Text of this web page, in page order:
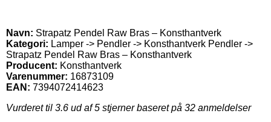
Navn: Strapatz Pendel Raw Bras – Konsthantverk
Kategori: Lamper -> Pendler -> Konsthantverk Pendler ->
Strapatz Pendel Raw Bras – Konsthantverk
Producent: Konsthantverk
Varenummer: 16873109
EAN: 7394072414623
Vurderet til 3.6 ud af 5 stjerner baseret på 32 anmeldelser